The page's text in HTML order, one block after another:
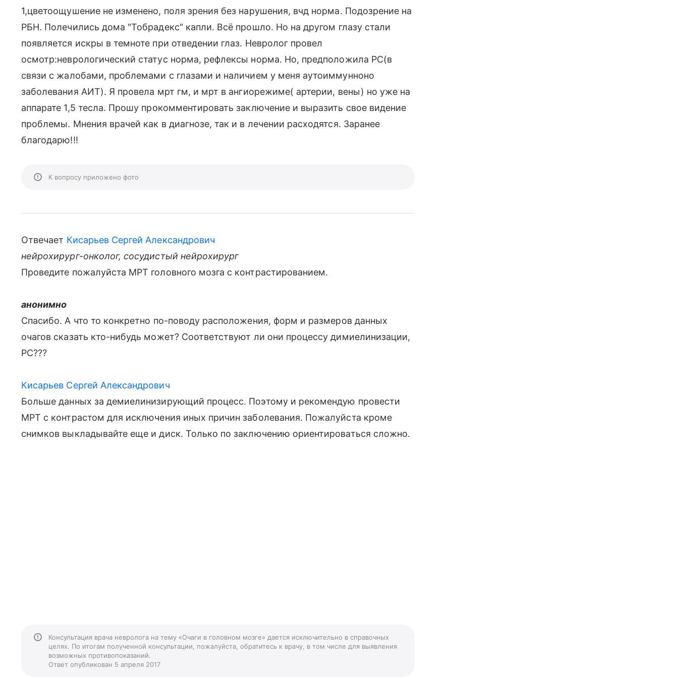
1,цветоощушение не изменено, поля зрения без нарушения, вчд норма. Подозрение на
РБН. Полечились дома "Тобрадекс" капли. Всё прошло. Но на другом глазу стали
появляется искры в темноте при отведении глаз. Невролог провел
осмотр:неврологический статус норма, рефлексы норма. Но, предположила РС(в
связи с жалобами, проблемами с глазами и наличием у меня аутоиммунноно
заболевания АИТ). Я провела мрт гм, и мрт в ангиорежиме( артерии, вены) но уже на
аппарате 1,5 тесла. Прошу прокомментировать заключение и выразить свое видение
проблемы. Мнения врачей как в диагнозе, так и в лечении расходятся. Заранее
благодарю!!!
К вопросу приложено фото
Отвечает Кисарьев Сергей Александрович
нейрохирург-онколог, сосудистый нейрохирург
Проведите пожалуйста МРТ головного мозга с контрастированием.
анонимно
Спасибо. А что то конкретно по-поводу расположения, форм и размеров данных
очагов сказать кто-нибудь может? Соответствуют ли они процессу димиелинизации,
РС???
Кисарьев Сергей Александрович
Больше данных за демиелинизирующий процесс. Поэтому и рекомендую провести
МРТ с контрастом для исключения иных причин заболевания. Пожалуйста кроме
снимков выкладывайте еще и диск. Только по заключению ориентироваться сложно.
Консультация врача невролога на тему «Очаги в головном мозге» дается исключительно в справочных
целях. По итогам полученной консультации, пожалуйста, обратитесь к врачу, в том числе для выявления
возможных противопоказаний.
Ответ опубликован 5 апреля 2017